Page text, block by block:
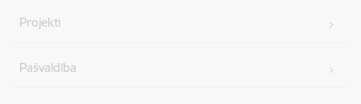
Projekti
Pašvaldība